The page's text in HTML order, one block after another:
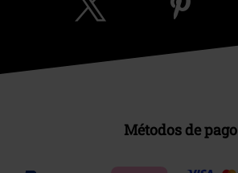
Métodos de pago